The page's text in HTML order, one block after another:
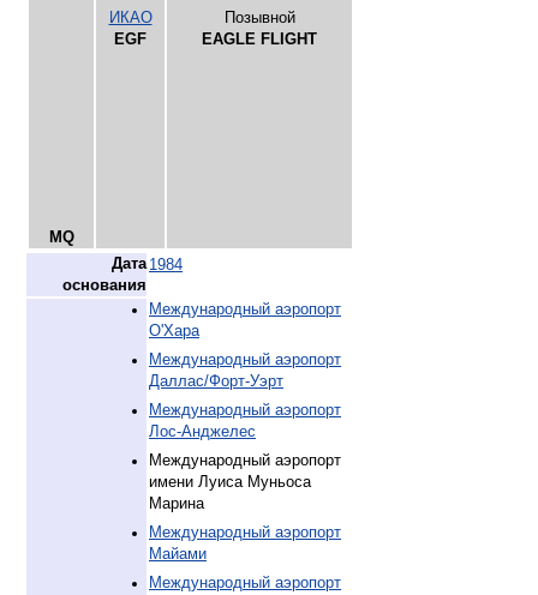
MQ
ИКАО
EGF
Позывной
EAGLE FLIGHT
Дата
основания
1984
Международный аэропорт
О'Хара
Международный аэропорт
Даллас/Форт-Уэрт
Международный аэропорт
Лос-Анджелес
Международный аэропорт
имени Луиса Муньоса
Марина
Международный аэропорт
Майами
Международный аэропорт